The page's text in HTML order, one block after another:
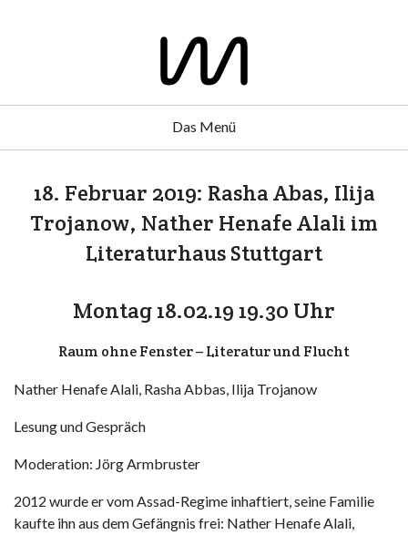
Das Menü
18. Februar 2019: Rasha Abas, Ilija
Trojanow, Nather Henafe Alali im
Literaturhaus Stuttgart
Montag 18.02.19 19.30 Uhr
Raum ohne Fenster – Literatur und Flucht
Nather Henafe Alali, Rasha Abbas, Ilija Trojanow
Lesung und Gespräch
Moderation: Jörg Armbruster
2012 wurde er vom Assad-Regime inhaftiert, seine Familie
kaufte ihn aus dem Gefängnis frei: Nather Henafe Alali,